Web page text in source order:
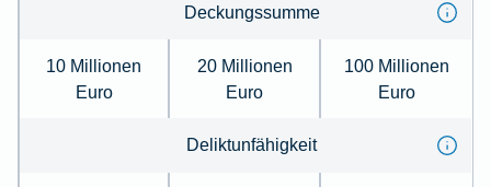
Deckungssumme
10 Millionen
Euro
20 Millionen
Euro
100 Millionen
Euro
Deliktunfähigkeit